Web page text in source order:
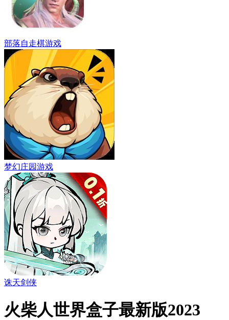
部落自走棋游戏
梦幻庄园游戏
诛天剑侠
火柴人世界盒子最新版2023